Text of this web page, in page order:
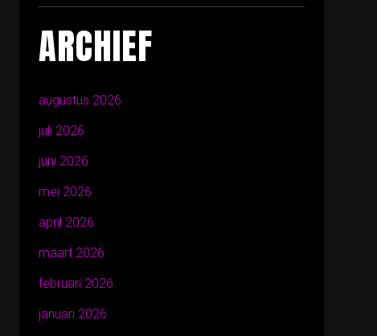
ARCHIEF
augustus 2026
juli 2026
juni 2026
mei 2026
april 2026
maart 2026
februari 2026
januari 2026